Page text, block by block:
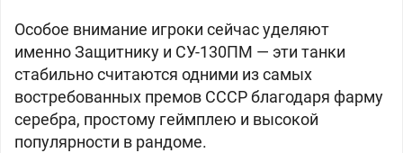
Особое внимание игроки сейчас уделяют
именно Защитнику и СУ-130ПМ — эти танки
стабильно считаются одними из самых
востребованных премов СССР благодаря фарму
серебра, простому геймплею и высокой
популярности в рандоме.